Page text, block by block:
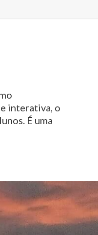
interativa, o
É uma